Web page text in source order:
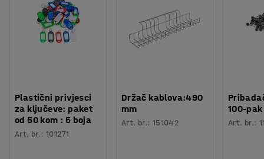
Plastični privjesci
za ključeve: paket
od 50 kom : 5 boja
Art. br.:101271
Držač kablova:490
mm
Art. br.: 151042
100-pak
Art. br.: